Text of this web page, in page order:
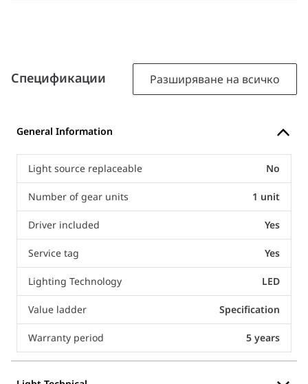
Спецификации Разширяване на всичко
General Information
Light source replaceable No
Number of gear units 1 unit
Driver included Yes
Service tag Yes
Lighting Technology LED
Value ladder Specification
Warranty period 5 years